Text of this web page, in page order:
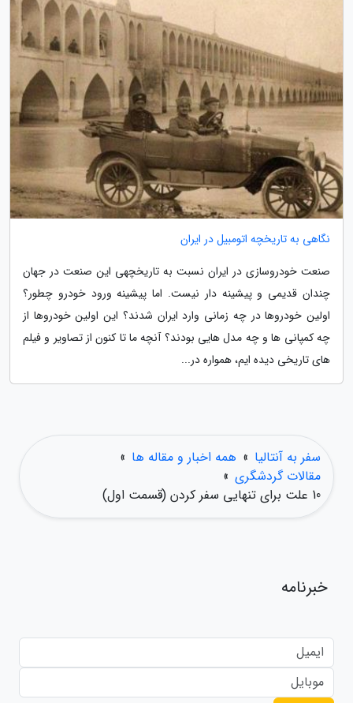
نگاهی به تاریخچه اتومبیل در ایران
صنعت خودروسازی در ایران نسبت به تاریخچهی این صنعت در جهان
چندان قدیمی و پیشینه دار نیست. اما پیشینه ورود خودرو چطور؟
اولین خودروها در چه زمانی وارد ایران شدند؟ این اولین خودروها از
چه کمپانی ها و چه مدل هایی بودند؟ آنچه ما تا کنون از تصاویر و فیلم
های تاریخی دیده ایم، همواره در...
سفر به آنتالیا » همه اخبار و مقاله ها »
مقالات گردشگری »
10 علت برای تنهایی سفر کردن (قسمت اول)
خبرنامه